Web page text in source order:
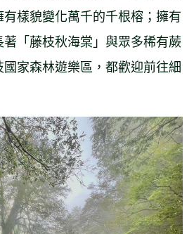
樣貌變化萬千的千根榕；擁有
著「藤枝秋海棠」與眾多稀有蕨
家森林遊樂區，都歡迎前往細